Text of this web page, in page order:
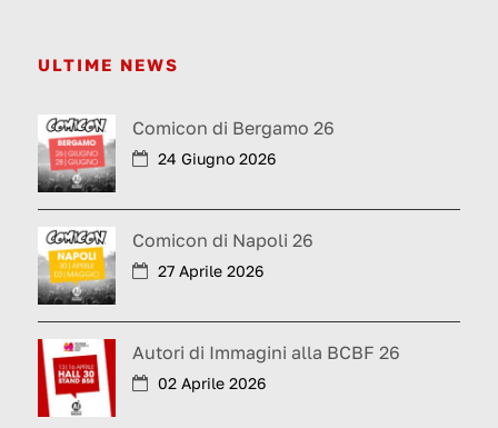
ULTIME NEWS
Comicon di Bergamo 26
24 Giugno 2026
Comicon di Napoli 26
27 Aprile 2026
Autori di Immagini alla BCBF 26
02 Aprile 2026